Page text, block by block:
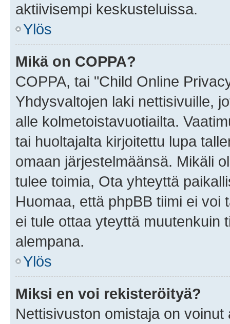
aktiivisempi keskusteluissa.
Ylös
Mikä on COPPA?
COPPA, tai "Child Online
Yhdysvaltojen laki nettisivuille,
alle kolmetoistavuotiailta.
tai huoltajalta kirjoitettu lupa
omaan järjestelmäänsä. Mikäli
tulee toimia, Ota yhteyttä
Huomaa, että phpBB tiimi ei
ei tule ottaa yteyttä muutenkuin
alempana.
Ylös
Miksi en voi rekisteröityä?
Nettisivuston omistaja on